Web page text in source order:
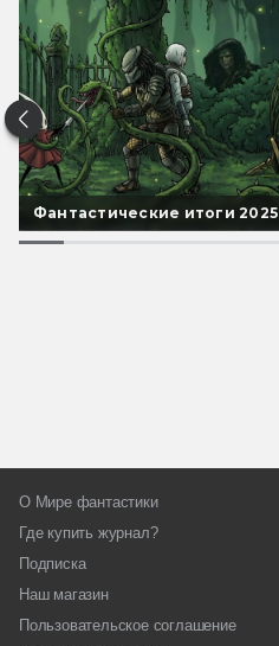
Фантастические итоги 2025
О Мире фантастики
Где купить журнал?
Подписка
Наш магазин
Пользовательское соглашение